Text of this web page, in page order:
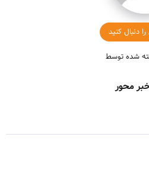
دنبال کنید
شده توسط
محور